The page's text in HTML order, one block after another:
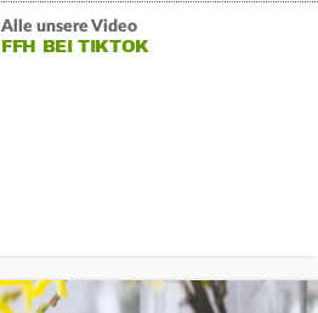
Alle unsere Video
FFH BEI TIKTOK